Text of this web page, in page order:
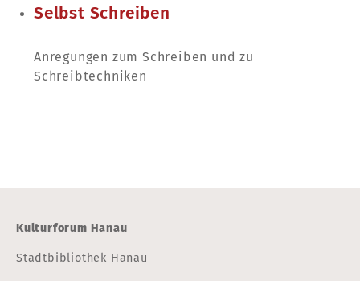
Selbst Schreiben
Anregungen zum Schreiben und zu
Schreibtechniken
Kulturforum Hanau
Stadtbibliothek Hanau